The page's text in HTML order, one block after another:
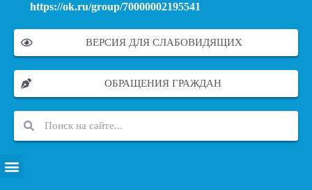
https://ok.ru/group/70000002195541
ВЕРСИЯ ДЛЯ СЛАБОВИДЯЩИХ
ОБРАЩЕНИЯ ГРАЖДАН